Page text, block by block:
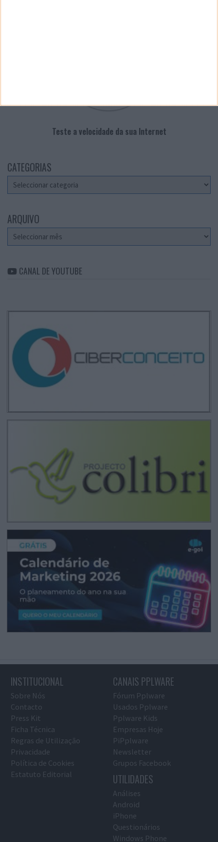
Teste a velocidade da sua Internet
CATEGORIAS
Categorias
ARQUIVO
Arquivo
CANAL DE YOUTUBE
INSTITUCIONAL
Sobre Nós
Contacto
Press Kit
Ficha Técnica
Regras de Utilização
Privacidade
Política de Cookies
Estatuto Editorial
CANAIS PPLWARE
Fórum Pplware
Usados Pplware
Pplware Kids
Empresas Hoje
PiPplware
Newsletter
Grupos Facebook
UTILIDADES
Análises
Android
iPhone
Questionários
Windows Phone